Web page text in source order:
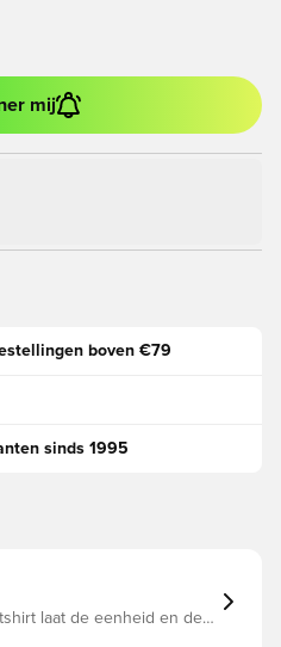
mij
boven €79
sinds 1995
laat de eenheid en de